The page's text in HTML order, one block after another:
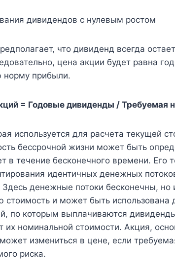
дивидендов с нулевым ростом
что дивиденд всегда
цена акции будет равна
норму прибыли.
= Годовые дивиденды / Требуемая
используется для расчета текущей
бессрочной жизни может быть
в течение бесконечного времени. Его
идентичных денежных
Здесь денежные потоки бесконечны, но
стоимость и может быть использована
по которым выплачиваются
их номинальной стоимости. Акция,
измениться в цене, если
риска.